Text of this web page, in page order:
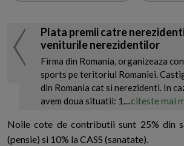
Plata premii catre
veniturile nerezidentilor
Firma din Romania, organizeaza
sports pe teritoriul Romaniei.
din Romania cat si nerezidenti. In
avem doua situatii: 1....citeste mai
Noile cote de contributii sunt 25% din
(pensie) si 10% la CASS (sanatate).